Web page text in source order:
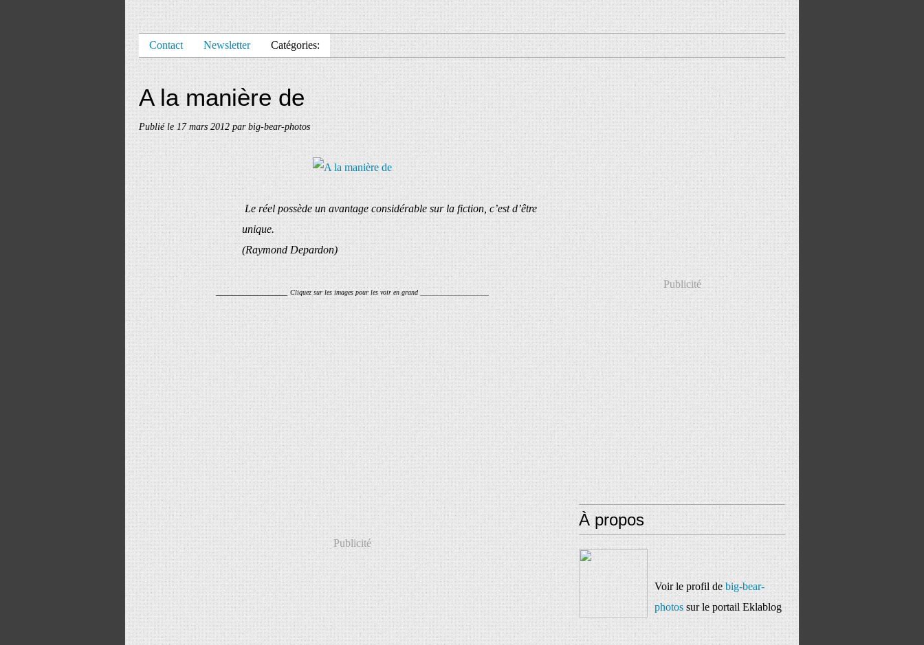
Contact Newsletter Catégories:
A la manière de
Publié le17 mars 2012par big-bear-photos
Le réel possède un avantage considérable sur la fiction, c’est d’être
unique.
(Raymond Depardon)
_____________Cliquez sur les images pour les voir en grand ____________________
Publicité
Publicité
À propos
Voir le profil debig-bear-
photossur le portail Eklablog